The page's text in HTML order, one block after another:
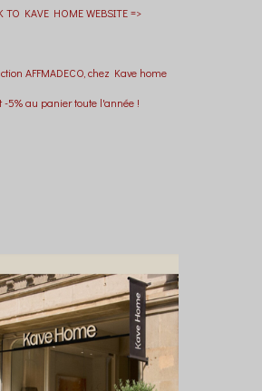
TO KAVE HOME WEBSITE =>
AFFMADECO, chez Kave home
-5% au panier toute l'année !